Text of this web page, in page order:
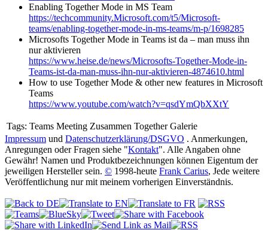
Enabling Together Mode in MS Team
https://techcommunity.Microsoft.com/t5/Microsoft-
teams/enabling-together-mode-in-ms-teams/m-p/1698285
Microsofts Together Mode in Teams ist da – man muss ihn
nur aktivieren
https://www.heise.de/news/Microsofts-Together-Mode-in-
Teams-ist-da-man-muss-ihn-nur-aktivieren-4874610.html
How to use Together Mode & other new features in Microsoft
Teams
https://www.youtube.com/watch?v=qsdYmQbXXtY
Tags: Teams Meeting Zusammen Together Galerie
Impressum und Datenschutzerklärung/DSGVO . Anmerkungen,
Anregungen oder Fragen siehe "Kontakt". Alle Angaben ohne
Gewähr! Namen und Produktbezeichnungen können Eigentum der
jeweiligen Hersteller sein. © 1998-heute Frank Carius, Jede weitere
Veröffentlichung nur mit meinem vorherigen Einverständnis.